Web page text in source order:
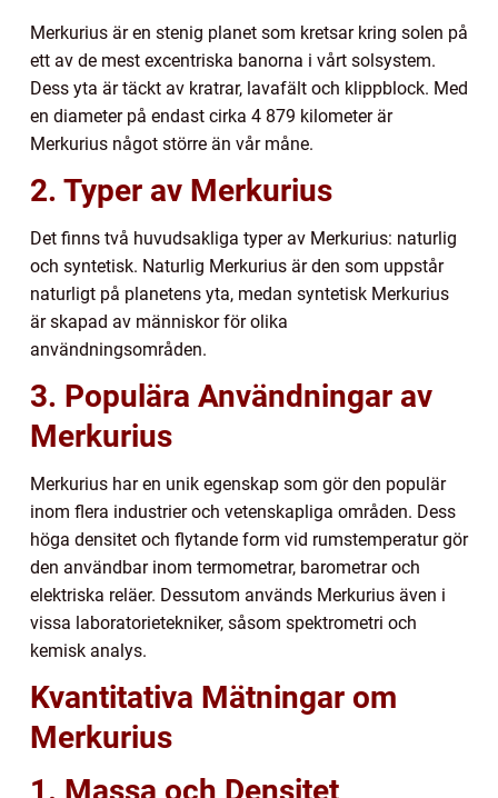
Merkurius är en stenig planet som kretsar kring solen på
ett av de mest excentriska banorna i vårt solsystem.
Dess yta är täckt av kratrar, lavafält och klippblock. Med
en diameter på endast cirka 4 879 kilometer är
Merkurius något större än vår måne.
2. Typer av Merkurius
Det finns två huvudsakliga typer av Merkurius: naturlig
och syntetisk. Naturlig Merkurius är den som uppstår
naturligt på planetens yta, medan syntetisk Merkurius
är skapad av människor för olika
användningsområden.
3. Populära Användningar av
Merkurius
Merkurius har en unik egenskap som gör den populär
inom flera industrier och vetenskapliga områden. Dess
höga densitet och flytande form vid rumstemperatur gör
den användbar inom termometrar, barometrar och
elektriska reläer. Dessutom används Merkurius även i
vissa laboratorietekniker, såsom spektrometri och
kemisk analys.
Kvantitativa Mätningar om
Merkurius